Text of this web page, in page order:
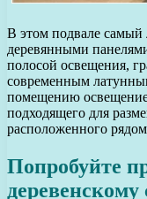
В этом подвале
деревянными
полосой освещения,
современным
помещению освещение
подходящего для
расположенного
Попробуйте